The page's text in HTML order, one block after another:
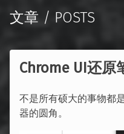
文章 / POSTS
Chrome UI还原
不是所有硕大的事物都
器的圆角。